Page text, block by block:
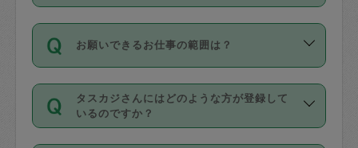
リカ、au WALLETなど）は支払にはご利
銀行振込や現金払いも対応していませ
なお、タスカジさんの交通費も、依頼料
金のご請求と合わせてお支払いとなりま
りに、一定数を超えたキャンセルは有償
（例：毎週定期の場合は３回以上のキャ
ンセルが有償（1200円、隔週定期の場合
は２回以上のキャンセルが有償（1200
ます。交通費の金額は「依頼の詳細」に
時間帯は3種類あります。いずれも１回あ
たり３時間です。
・ＡＭ ９時～１２時
・ＰＭ １３時～１６時
・夜 １８時～２１時
お願いできるお仕事の範囲は？
掃除、整理収納、洗濯、買い物、料理、
作り置きです。タスカジさんによってで
きる仕事の範囲が異なりますので、依頼
タスカジさんにはどのような方が登録して
いるのですか？